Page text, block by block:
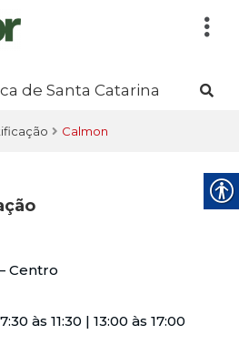
de Santa Catarina
Calmon
Centro
às 11:30 | 13:00 às 17:00